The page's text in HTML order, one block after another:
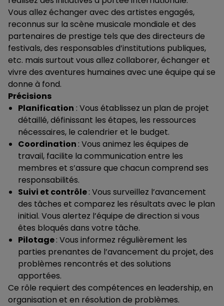
Vous allez échanger avec des artistes engagés,
reconnus sur la scène musicale mondiale et des
partenaires de prestige tels que des directeurs de
festivals, des responsables d’institutions publiques,
etc. mais surtout vous allez collaborer, échanger et
vivre des aventures humaines avec une équipe qui se
donne à fond.
Précisions
Planification : Vous établissez un plan de projet
détaillé, définissant les étapes, les ressources
nécessaires, le calendrier et le budget.
Coordination : Vous animez les équipes de
travail, facilite la communication entre les
membres et s’assure que chacun comprend ses
responsabilités.
Suivi et contrôle: Vous surveillez l’avancement
des tâches et comparez les résultats avec le plan
initial. Vous alertez l’équipe de direction si vous
êtes bloqués dans votre tâche.
Pilotage: Vous informez régulièrement les
parties prenantes de l’avancement du projet, des
problèmes rencontrés et des solutions
apportées.
Ce rôle requiert des compétences en leadership, en
organisation et en résolution de problèmes.